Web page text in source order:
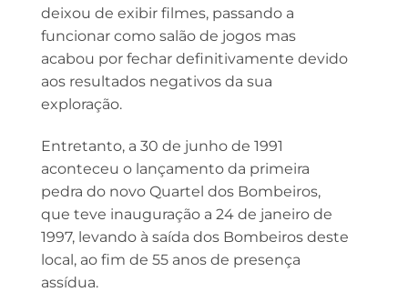
deixou de exibir filmes, passando a
funcionar como salão de jogos mas
acabou por fechar definitivamente devido
aos resultados negativos da sua
exploração.
Entretanto, a 30 de junho de 1991
aconteceu o lançamento da primeira
pedra do novo Quartel dos Bombeiros,
que teve inauguração a 24 de janeiro de
1997, levando à saída dos Bombeiros deste
local, ao fim de 55 anos de presença
assídua.